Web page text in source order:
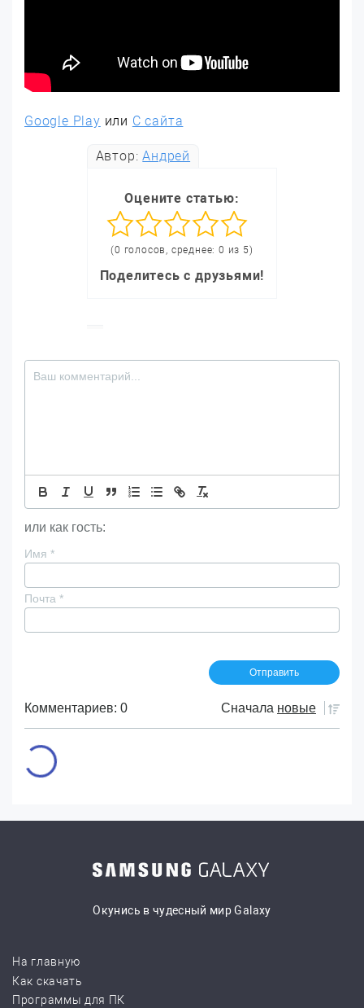
Google Play или С сайта
Автор:Андрей
Оцените статью:
(0 голосов, среднее: 0 из 5)
Поделитесь с друзьями!
или как гость:
Имя *
Почта *
Комментариев: 0 Сначала новые
Окунись в чудесный мир Galaxy
На главную
Как скачать
Программы для ПК